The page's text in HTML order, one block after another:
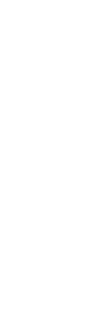
wykorzystanie
wykonywanie
delikatne palce,
lekkie
do Twojej